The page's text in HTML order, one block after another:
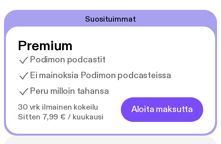
Suosituimmat
Premium
Podimon podcastit
Ei mainoksia Podimon podcasteissa
Peru milloin tahansa
30 vrk ilmainen kokeilu
Sitten 7,99 € / kuukausi
Aloita maksutta